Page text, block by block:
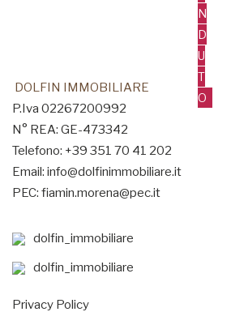
N
D
U
T
O
DOLFIN IMMOBILIARE
P.Iva 02267200992
N° REA: GE-473342
Telefono: +39 351 70 41 202
Email: info@dolfinimmobiliare.it
PEC: fiamin.morena@pec.it
dolfin_immobiliare
dolfin_immobiliare
Privacy Policy